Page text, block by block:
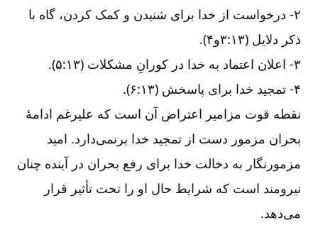
۲-‏‏‏‏‏ درخواست از خدا برای شنیدن و کمک کردن، گاه با
ذکر دلایل (۱۳:‏۳و۴).
۳-‏‏‏‏‏ اعلان اعتماد به خدا در کورانِ مشکلات (۱۳:‏۵).
۴-‏‏‏‏‏ تمجید خدا برای پاسخش (۱۳:‏۶).
نقطه قوت مزامیر اعتراض آن است که علیرغم ادامۀ
بحران مزمور دست از تمجید خدا برنمی‌‌دارد. امید
مزمورنگار به دخالت خدا برای رفع بحران در آینده چنان
نیرومند است که شرایط حال او را تحت تأثیر قرار
می‌‌دهد.